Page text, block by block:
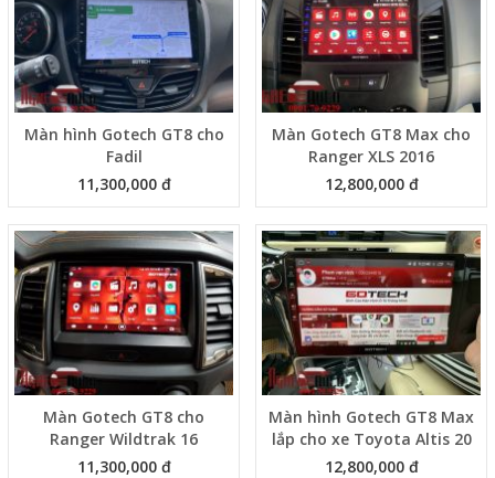
Màn hình Gotech GT8 cho
Fadil
11,300,000 đ
Màn Gotech GT8 Max cho
Ranger XLS 2016
12,800,000 đ
Màn Gotech GT8 cho
Ranger Wildtrak 16
11,300,000 đ
Màn hình Gotech GT8 Max
lắp cho xe Toyota Altis 20
12,800,000 đ